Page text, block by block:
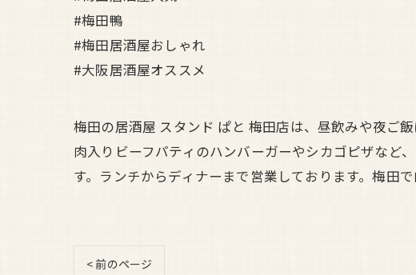
#梅田鴨
#梅田居酒屋おしゃれ
#大阪居酒屋オススメ
梅田の居酒屋 スタンド ぱと 梅田店は、昼飲みや夜ご
肉入りビーフパティのハンバーガーやシカゴピザなど
す。ランチからディナーまで営業しております。梅田
< 前のページ